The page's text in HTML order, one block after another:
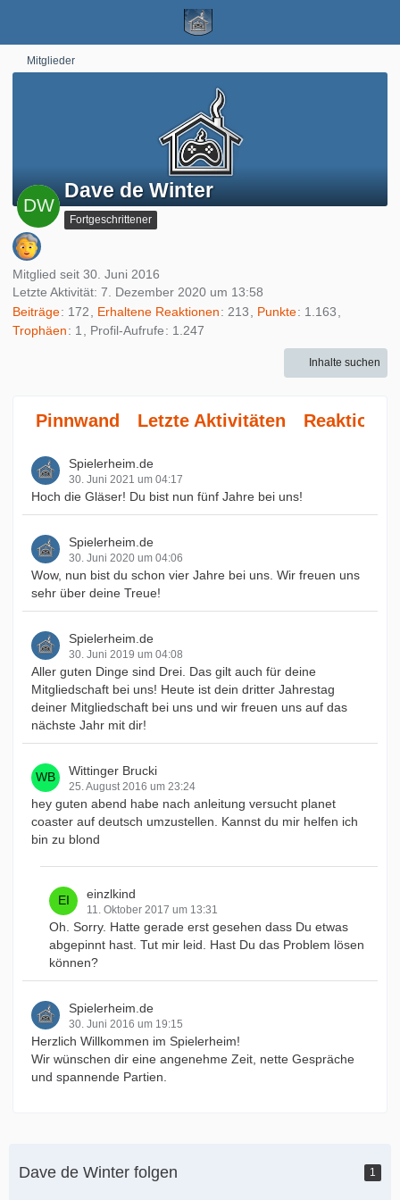
Mitglieder
Dave de Winter
Fortgeschrittener
Mitglied seit 30. Juni 2016
Letzte Aktivität:7. Dezember 2020 um 13:58
Beiträge
172 Erhaltene Reaktionen 213 Punkte
1.163
Trophäen
1 Profil-Aufrufe 1.247
Inhalte suchen
Pinnwand Letzte Aktivitäten Reaktionen
Spielerheim.de
30. Juni 2021 um 04:17
Hoch die Gläser! Du bist nun fünf Jahre bei uns!
Spielerheim.de
30. Juni 2020 um 04:06
Wow, nun bist du schon vier Jahre bei uns. Wir freuen uns
sehr über deine Treue!
Spielerheim.de
30. Juni 2019 um 04:08
Aller guten Dinge sind Drei. Das gilt auch für deine
Mitgliedschaft bei uns! Heute ist dein dritter Jahrestag
deiner Mitgliedschaft bei uns und wir freuen uns auf das
nächste Jahr mit dir!
Wittinger Brucki
25. August 2016 um 23:24
hey guten abend habe nach anleitung versucht planet
coaster auf deutsch umzustellen. Kannst du mir helfen ich
bin zu blond
einzlkind
11. Oktober 2017 um 13:31
Oh. Sorry. Hatte gerade erst gesehen dass Du etwas
abgepinnt hast. Tut mir leid. Hast Du das Problem lösen
können?
Spielerheim.de
30. Juni 2016 um 19:15
Herzlich Willkommen im Spielerheim!
Wir wünschen dir eine angenehme Zeit, nette Gespräche
und spannende Partien.
Dave de Winter folgen 1